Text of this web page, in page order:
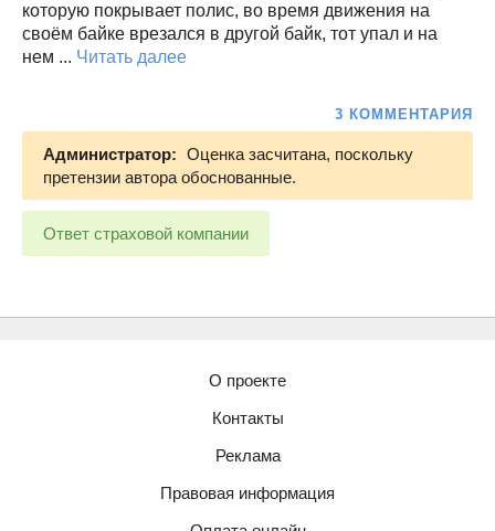
которую покрывает полис, во время движения на
своём байке врезался в другой байк, тот упал и на
нем ... Читать далее
3 КОММЕНТАРИЯ
Администратор: Оценка засчитана, поскольку
претензии автора обоснованные.
Ответ страховой компании
О проекте
Контакты
Реклама
Правовая информация